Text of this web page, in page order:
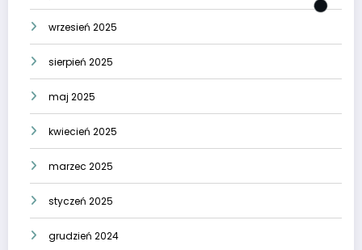
wrzesień 2025
sierpień 2025
maj 2025
kwiecień 2025
marzec 2025
styczeń 2025
grudzień 2024